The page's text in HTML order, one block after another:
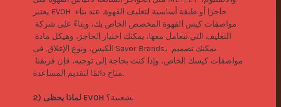
يعتبر EVOH حاجزًا أو طبقة أساسية لتغليف القهوة. عند بناء
الكيس، ونوع الإغلاق. في Savor Brands، يمكنك تصميم
متاح دائمًا لتقديم المساعدة.
2) لماذا يحظى EVOH بشعبية؟